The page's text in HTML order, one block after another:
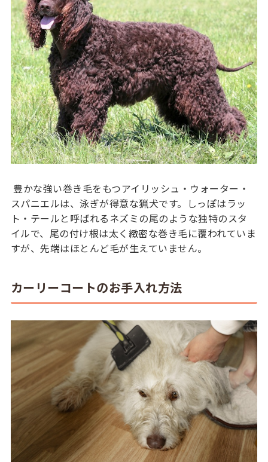
豊かな強い巻き毛をもつアイリッシュ・ウォーター・
スパニエルは、泳ぎが得意な猟犬です。しっぽはラッ
ト・テールと呼ばれるネズミの尾のような独特のスタ
イルで、尾の付け根は太く緻密な巻き毛に覆われていま
すが、先端はほとんど毛が生えていません。
カーリーコートのお手入れ方法